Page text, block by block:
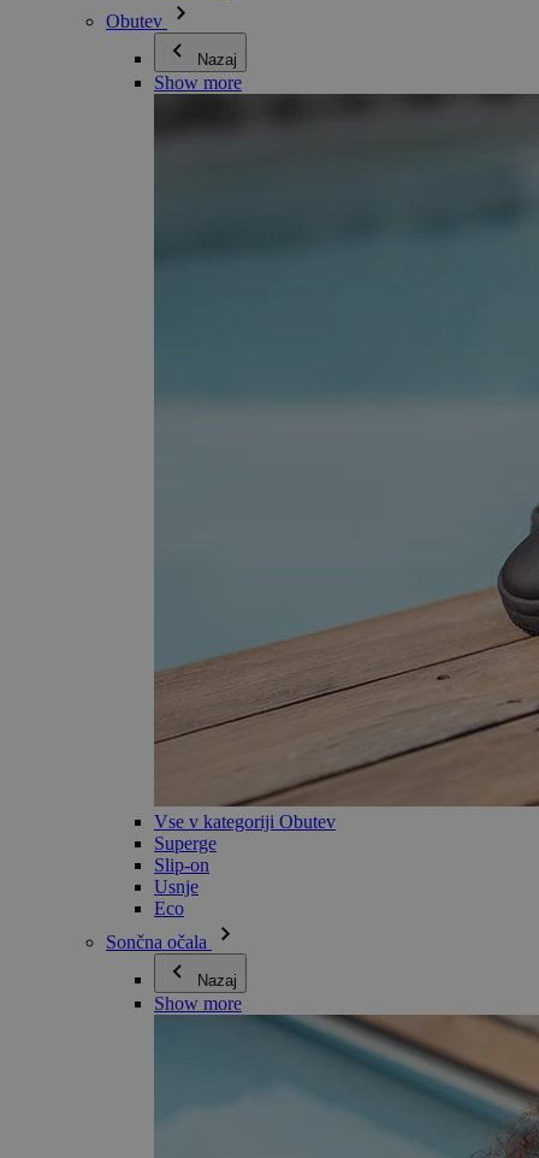
Obutev
Nazaj
Show more
Vse v kategoriji Obutev
Superge
Slip-on
Usnje
Eco
Sončna očala
Nazaj
Show more